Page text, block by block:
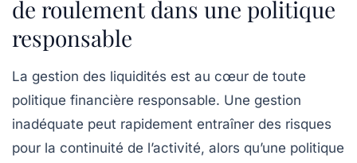
de roulement dans une politique
responsable
La gestion des liquidités est au cœur de toute
politique financière responsable. Une gestion
inadéquate peut rapidement entraîner des risques
pour la continuité de l’activité, alors qu’une politique